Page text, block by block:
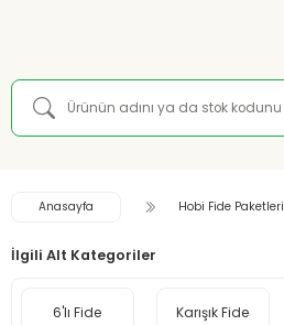
Anasayfa Hobi Fide Paketleri
İlgili Alt Kategoriler
6'lı Fide
Karışık Fide